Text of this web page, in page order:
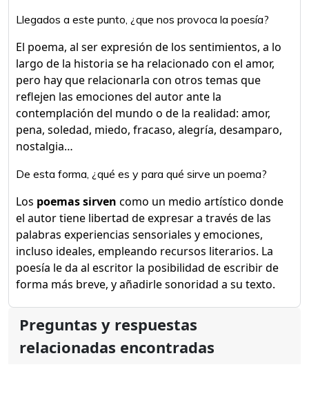
Llegados a este punto, ¿que nos provoca la poesía?
El poema, al ser expresión de los sentimientos, a lo
largo de la historia se ha relacionado con el amor,
pero hay que relacionarla con otros temas que
reflejen las emociones del autor ante la
contemplación del mundo o de la realidad: amor,
pena, soledad, miedo, fracaso, alegría, desamparo,
nostalgia…
De esta forma, ¿qué es y para qué sirve un poema?
Los poemas sirven como un medio artístico donde
el autor tiene libertad de expresar a través de las
palabras experiencias sensoriales y emociones,
incluso ideales, empleando recursos literarios. La
poesía le da al escritor la posibilidad de escribir de
forma más breve, y añadirle sonoridad a su texto.
Preguntas y respuestas
relacionadas encontradas